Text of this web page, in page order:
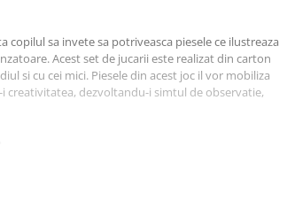
copilul sa invete sa potriveasca piesele ce ilustreaza
Acest set de jucarii este realizat din carton
si cu cei mici. Piesele din acest joc il vor mobiliza
creativitatea, dezvoltandu-i simtul de observatie,